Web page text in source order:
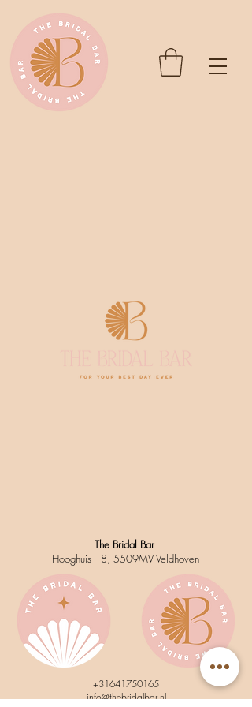
The Bridal Bar
Hooghuis 18, 5509MV Veldhoven
+31641750165
info@thebridalbar.nl